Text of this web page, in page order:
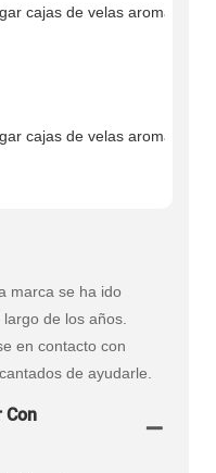
marca se ha ido
de los años.
en contacto con
de ayudarle.
Con